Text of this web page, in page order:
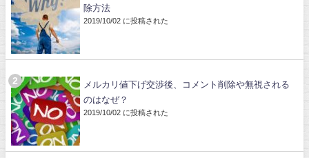
除方法
2019/10/02 に投稿された
メルカリ値下げ交渉後、コメント削除や無視される
のはなぜ？
2019/10/02 に投稿された